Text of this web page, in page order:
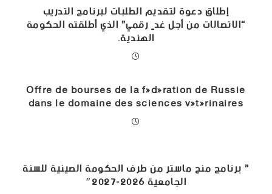
إطلاق دعوة لتقديم الطلبات لبرنامج التدريب
“الاتصالات من أجل غدٍ رقمي” الذي أطلقته الحكومة
الهندية.
Offre de bourses de la fédération de Russie
dans le domaine des sciences vétérinaires
” برنامج منح ماستر من طرف الحكومة الصينية للسنة
الجامعية 2026-2027″